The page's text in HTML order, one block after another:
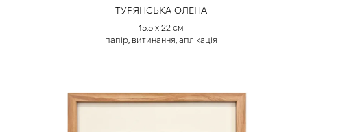
ТУРЯНСЬКА ОЛЕНА
15,5 х 22 см
папір, витинання, аплікація